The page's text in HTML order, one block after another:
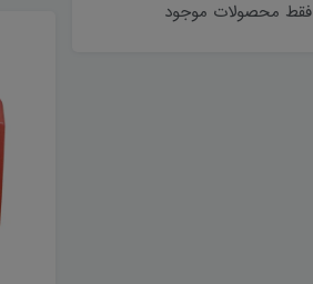
فقط محصولات موجود